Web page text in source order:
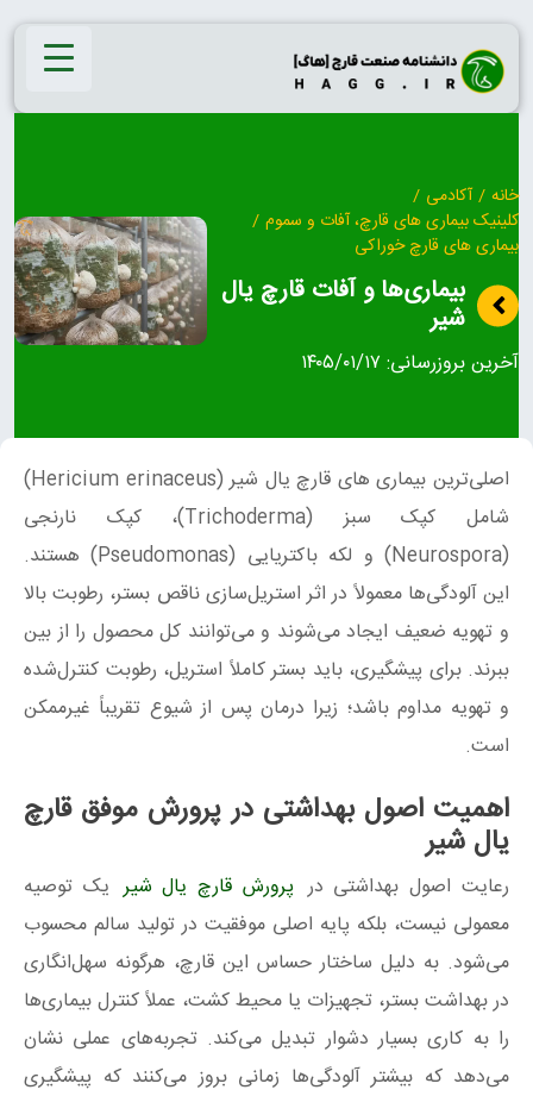
Skip
content
خانه / آکادمی /
کلینیک بیماری‌ های قارچ، آفات و سموم /
بیماری های قارچ خوراکی
بیماری‌ها و آفات قارچ یال
شیر
آخرین بروزرسانی: ۱۴۰۵/۰۱/۱۷
اصلی‌ترین بیماری‌ های قارچ یال شیر (Hericium erinaceus)
شامل کپک سبز (Trichoderma)، کپک نارنجی
(Neurospora) و لکه باکتریایی (Pseudomonas) هستند.
این آلودگی‌ها معمولاً در اثر استریل‌سازی ناقص بستر، رطوبت بالا
و تهویه ضعیف ایجاد می‌شوند و می‌توانند کل محصول را از بین
ببرند. برای پیشگیری، باید بستر کاملاً استریل، رطوبت کنترل‌شده
و تهویه مداوم باشد؛ زیرا درمان پس از شیوع تقریباً غیرممکن
است.
اهمیت اصول بهداشتی در پرورش موفق قارچ
یال شیر
رعایت اصول بهداشتی در پرورش قارچ یال شیر یک توصیه
معمولی نیست، بلکه پایه اصلی موفقیت در تولید سالم محسوب
می‌شود. به دلیل ساختار حساس این قارچ، هرگونه سهل‌انگاری
در بهداشت بستر، تجهیزات یا محیط کشت، عملاً کنترل بیماری‌ها
را به کاری بسیار دشوار تبدیل می‌کند. تجربه‌های عملی نشان
می‌دهد که بیشتر آلودگی‌ها زمانی بروز می‌کنند که پیشگیری